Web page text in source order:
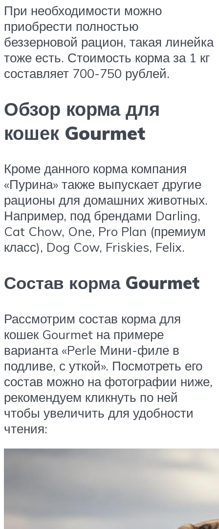
При необходимости можно
приобрести полностью
беззерновой рацион, такая линейка
тоже есть. Стоимость корма за 1 кг
составляет 700-750 рублей.
Обзор корма для
кошек Gourmet
Кроме данного корма компания
«Пурина» также выпускает другие
рационы для домашних животных.
Например, под брендами Darling,
Cat Chow, One, Pro Plan (премиум
класс), Dog Cow, Friskies, Felix.
Состав корма Gourmet
Рассмотрим состав корма для
кошек Gourmet на примере
варианта «Perle Мини-филе в
подливе, с уткой». Посмотреть его
состав можно на фотографии ниже,
рекомендуем кликнуть по ней
чтобы увеличить для удобности
чтения: